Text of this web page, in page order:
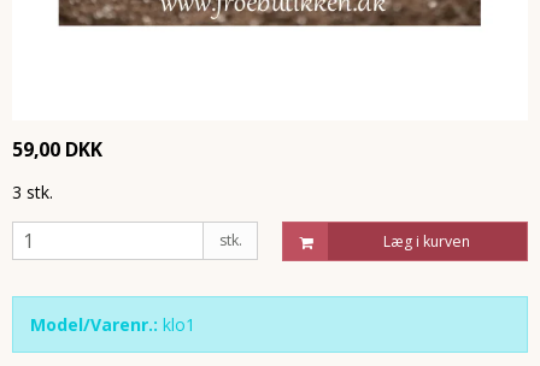
59,00 DKK
3 stk.
stk. Læg i kurven
Model/Varenr.: klo1